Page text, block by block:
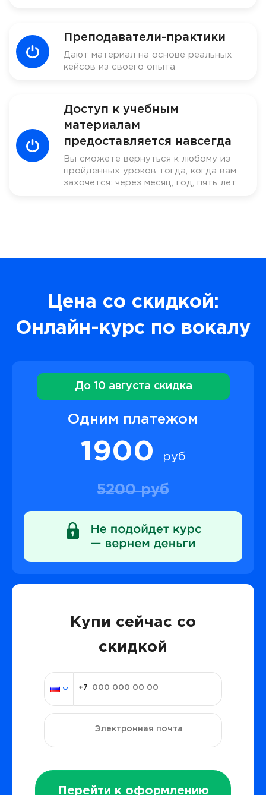
Преподаватели-практики
Дают материал на основе реальных
кейсов из своего опыта
Доступ к учебным
материалам
предоставляется навсегда
Вы сможете вернуться к любому из
пройденных уроков тогда, когда вам
захочется: через месяц, год, пять лет
Цена со скидкой:
Онлайн-курс по вокалу
До 10 августа скидка
Одним платежом
1900 руб
5200 руб
Купи сейчас со
скидкой
Перейти к оформлению